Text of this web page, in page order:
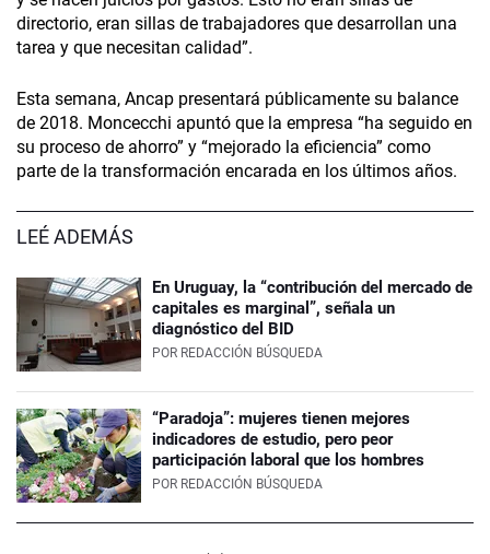
directorio, eran sillas de trabajadores que desarrollan una
tarea y que necesitan calidad”.
Esta semana, Ancap presentará públicamente su balance
de 2018. Moncecchi apuntó que la empresa “ha seguido en
su proceso de ahorro” y “mejorado la eficiencia” como
parte de la transformación encarada en los últimos años.
LEÉ ADEMÁS
En Uruguay, la “contribución del mercado de
capitales es marginal”, señala un
diagnóstico del BID
POR REDACCIÓN BÚSQUEDA
“Paradoja”: mujeres tienen mejores
indicadores de estudio, pero peor
participación laboral que los hombres
POR REDACCIÓN BÚSQUEDA